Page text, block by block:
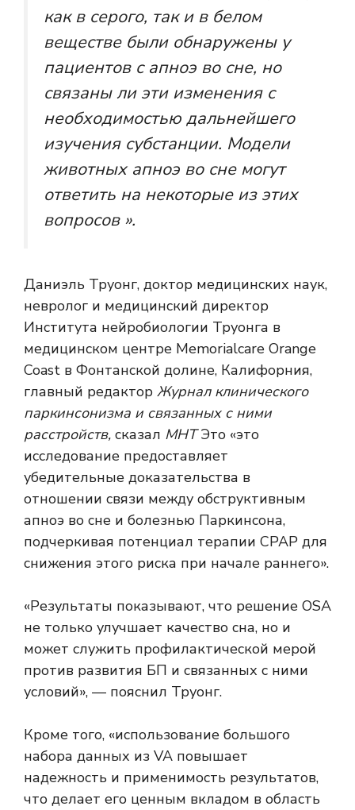
как в серого, так и в белом
веществе были обнаружены у
пациентов с апноэ во сне, но
связаны ли эти изменения с
необходимостью дальнейшего
изучения субстанции. Модели
животных апноэ во сне могут
ответить на некоторые из этих
вопросов ».
Даниэль Труонг, доктор медицинских наук,
невролог и медицинский директор
Института нейробиологии Труонга в
медицинском центре Memorialcare Orange
Coast в Фонтанской долине, Калифорния,
главный редактор Журнал клинического
паркинсонизма и связанных с ними
расстройств, сказал МНТЭто «это
исследование предоставляет
убедительные доказательства в
отношении связи между обструктивным
апноэ во сне и болезнью Паркинсона,
подчеркивая потенциал терапии CPAP для
снижения этого риска при начале раннего».
«Результаты показывают, что решение OSA
не только улучшает качество сна, но и
может служить профилактической мерой
против развития БП и связанных с ними
условий», — пояснил Труонг.
Кроме того, «использование большого
набора данных из VA повышает
надежность и применимость результатов,
что делает его ценным вкладом в область